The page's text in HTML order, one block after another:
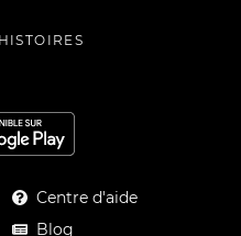
Centre d'aide
Blog